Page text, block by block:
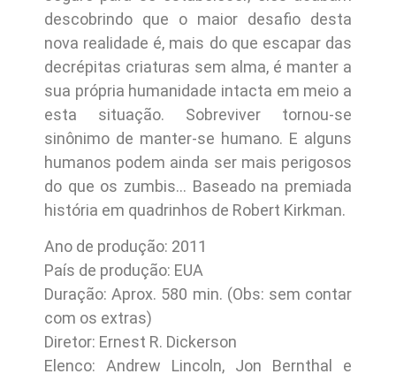
descobrindo que o maior desafio desta
nova realidade é, mais do que escapar das
decrépitas criaturas sem alma, é manter a
sua própria humanidade intacta em meio a
esta situação. Sobreviver tornou-se
sinônimo de manter-se humano. E alguns
humanos podem ainda ser mais perigosos
do que os zumbis… Baseado na premiada
história em quadrinhos de Robert Kirkman.
Ano de produção: 2011
País de produção: EUA
Duração: Aprox. 580 min. (Obs: sem contar
com os extras)
Diretor: Ernest R. Dickerson
Elenco: Andrew Lincoln, Jon Bernthal e